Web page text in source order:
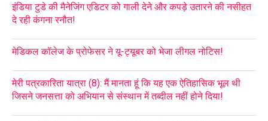
इंडिया टुडे की मैनेजिंग एडिटर को गाली देने और कपड़े उतारने की नसीहत
दे रही कंगना रनौत!
मेडिकल कॉलेज के प्रोफेसर ने यू-ट्यूबर को भेजा लीगल नोटिस!
मेरी पत्रकारिता यात्रा (8): मैं मानता हूं कि यह एक ऐतिहासिक भूल थी
जिसने जनसत्ता को अभियान से संस्थान में तब्दील नहीं होने दिया!